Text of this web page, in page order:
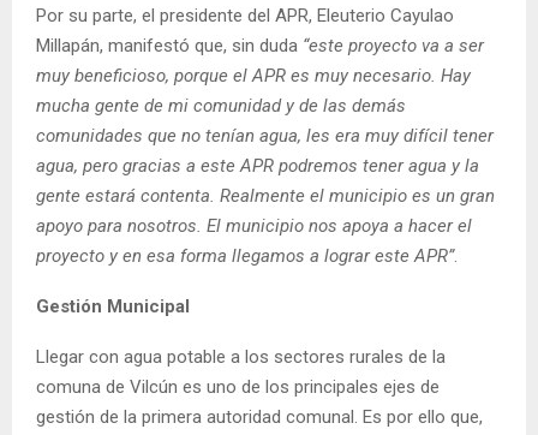
Por su parte, el presidente del APR, Eleuterio Cayulao
Millapán, manifestó que, sin duda “este proyecto va a ser
muy beneficioso, porque el APR es muy necesario. Hay
mucha gente de mi comunidad y de las demás
comunidades que no tenían agua, les era muy difícil tener
agua, pero gracias a este APR podremos tener agua y la
gente estará contenta. Realmente el municipio es un gran
apoyo para nosotros. El municipio nos apoya a hacer el
proyecto y en esa forma llegamos a lograr este APR”.
Gestión Municipal
Llegar con agua potable a los sectores rurales de la
comuna de Vilcún es uno de los principales ejes de
gestión de la primera autoridad comunal. Es por ello que,